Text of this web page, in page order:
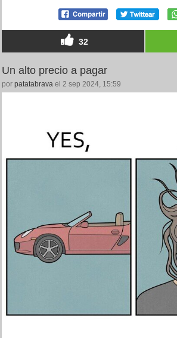
32
Un alto precio a pagar
por patatabrava el 2 sep 2024, 15:59